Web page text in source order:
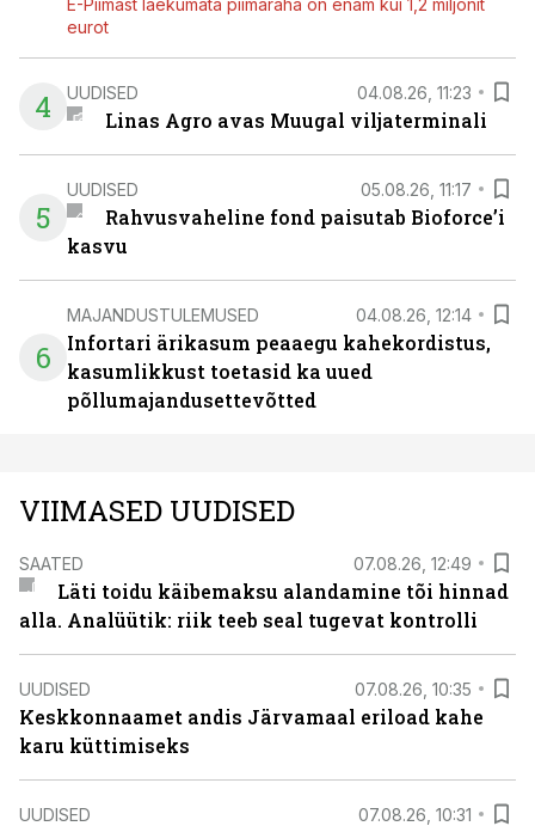
E-Piimast laekumata piimaraha on enam kui 1,2 miljonit
eurot
4 UUDISED 04.08.26, 11:23
Linas Agro avas Muugal viljaterminali
5
UUDISED 05.08.26, 11:17
Rahvusvaheline fond paisutab Bioforce’i
kasvu
6
MAJANDUSTULEMUSED 04.08.26, 12:14
Infortari ärikasum peaaegu kahekordistus,
kasumlikkust toetasid ka uued
põllumajandusettevõtted
VIIMASED UUDISED
SAATED 07.08.26, 12:49
Läti toidu käibemaksu alandamine tõi hinnad
alla. Analüütik: riik teeb seal tugevat kontrolli
UUDISED 07.08.26, 10:35
Keskkonnaamet andis Järvamaal eriload kahe
karu küttimiseks
UUDISED 07.08.26, 10:31